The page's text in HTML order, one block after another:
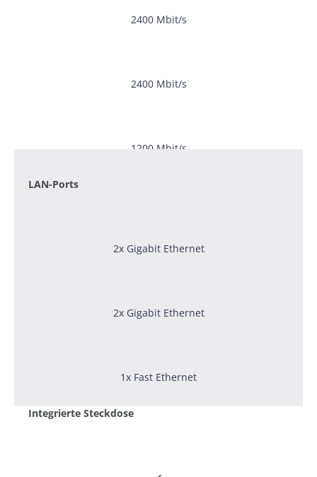
2400 Mbit/s
2400 Mbit/s
1200 Mbit/s
LAN-Ports
2x Gigabit Ethernet
2x Gigabit Ethernet
1x Fast Ethernet
Integrierte Steckdose